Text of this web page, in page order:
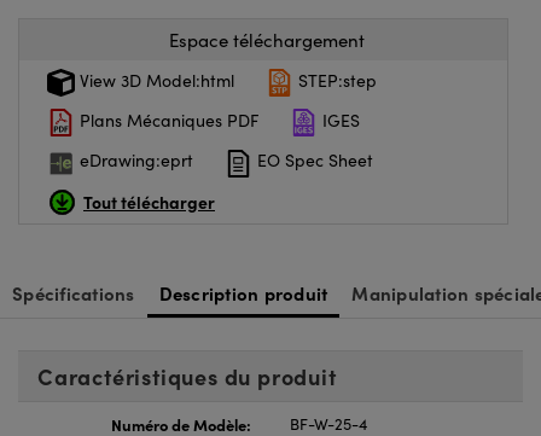
Espace téléchargement
View 3D Model:html
STEP:step
Plans Mécaniques PDF
IGES
eDrawing:eprt
EO Spec Sheet
Tout télécharger
Spécifications Description produit Manipulation
Caractéristiques du produit
Numéro de Modèle:
BF-W-25-4